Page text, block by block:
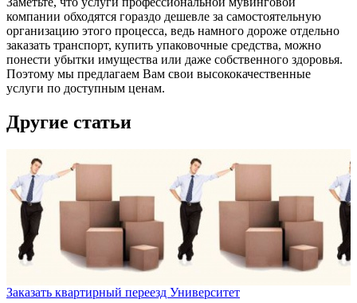
компании обходятся гораздо дешевле за самостоятельную
организацию этого процесса, ведь намного дороже отдельно
заказать транспорт, купить упаковочные средства, можно
понести убытки имущества или даже собственного здоровья.
Поэтому мы предлагаем Вам свои высококачественные
услуги по доступным ценам.
Другие статьи
Заказать квартирный переезд Университет